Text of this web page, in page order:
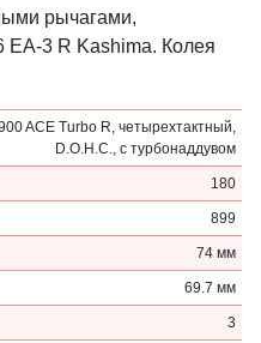
рычагами,
EA-3 R Kashima. Колея
ACE Turbo R, четырехтактный,
D.O.H.C., с турбонаддувом
180
899
74 мм
69.7 мм
3